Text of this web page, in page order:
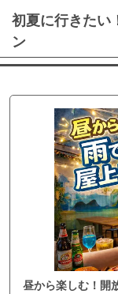
初夏に行きたい
ン
昼から楽しむ！開